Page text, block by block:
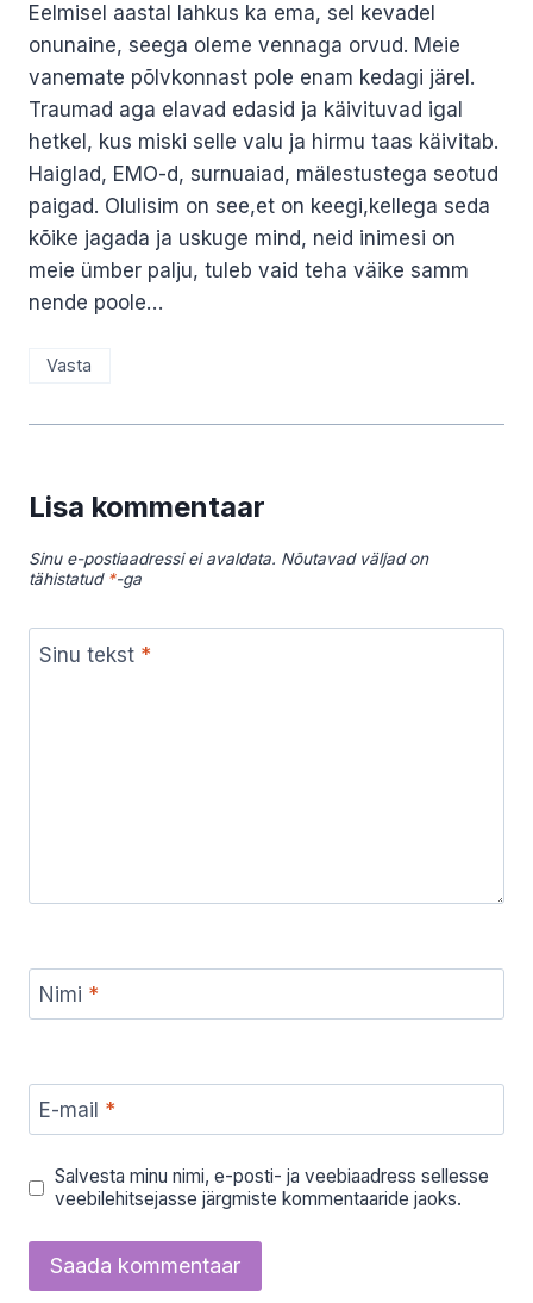
Eelmisel aastal lahkus ka ema, sel kevadel
onunaine, seega oleme vennaga orvud. Meie
vanemate põlvkonnast pole enam kedagi järel.
Traumad aga elavad edasid ja käivituvad igal
hetkel, kus miski selle valu ja hirmu taas käivitab.
Haiglad, EMO-d, surnuaiad, mälestustega seotud
paigad. Olulisim on see,et on keegi,kellega seda
kõike jagada ja uskuge mind, neid inimesi on
meie ümber palju, tuleb vaid teha väike samm
nende poole…
Vasta
Lisa kommentaar
Sinu e-postiaadressi ei avaldata. Nõutavad väljad on
tähistatud *-ga
Sinu tekst *
Nimi *
E-mail *
Salvesta minu nimi, e-posti- ja veebiaadress sellesse
veebilehitsejasse järgmiste kommentaaride jaoks.